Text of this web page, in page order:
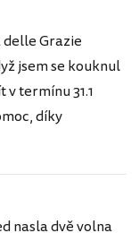
Grazie
jsem se kouknul
termínu 31.1
díky
nasla dvě volna